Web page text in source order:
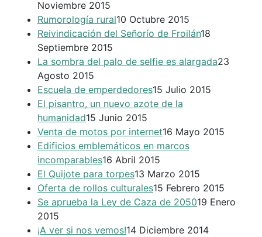
Noviembre 2015
Rumorología rural10 Octubre 2015
Reivindicación del Señorío de Froilán18
Septiembre 2015
La sombra del palo de selfie es alargada23
Agosto 2015
Escuela de emperdedores15 Julio 2015
El pisantro, un nuevo azote de la
humanidad15 Junio 2015
Venta de motos por internet16 Mayo 2015
Edificios emblemáticos en marcos
incomparables16 Abril 2015
El Quijote para torpes13 Marzo 2015
Oferta de rollos culturales15 Febrero 2015
Se aprueba la Ley de Caza de 205019 Enero
2015
¡A ver si nos vemos!14 Diciembre 2014